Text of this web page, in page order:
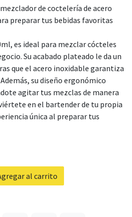
de coctelería de acero
preparar tus bebidas favoritas
es ideal para mezclar cócteles
Su acabado plateado le da un
que el acero inoxidable garantiza
su diseño ergonómico
agitar tus mezclas de manera
en el bartender de tu propia
única al preparar tus
al carrito